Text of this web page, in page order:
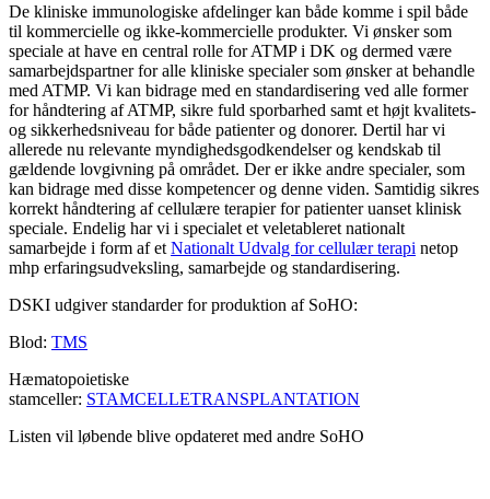
De kliniske immunologiske afdelinger kan både komme i spil både
til kommercielle og ikke-kommercielle produkter. Vi ønsker som
speciale at have en central rolle for ATMP i DK og dermed være
samarbejdspartner for alle kliniske specialer som ønsker at behandle
med ATMP. Vi kan bidrage med en standardisering ved alle former
for håndtering af ATMP, sikre fuld sporbarhed samt et højt kvalitets-
og sikkerhedsniveau for både patienter og donorer. Dertil har vi
allerede nu relevante myndighedsgodkendelser og kendskab til
gældende lovgivning på området. Der er ikke andre specialer, som
kan bidrage med disse kompetencer og denne viden. Samtidig sikres
korrekt håndtering af cellulære terapier for patienter uanset klinisk
speciale. Endelig har vi i specialet et veletableret nationalt
samarbejde i form af et Nationalt Udvalg for cellulær terapi netop
mhp erfaringsudveksling, samarbejde og standardisering.
DSKI udgiver standarder for produktion af SoHO:
Blod: TMS
Hæmatopoietiske
stamceller: STAMCELLETRANSPLANTATION
Listen vil løbende blive opdateret med andre SoHO